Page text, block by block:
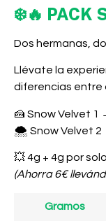
❄️🔥 PACK
Dos hermanas,
Llévate la
diferencias entre
🍰 Snow Velvet 1
🌨️ Snow Velvet 2
💥4g + 4g por
(Ahorra 6€
Gramos